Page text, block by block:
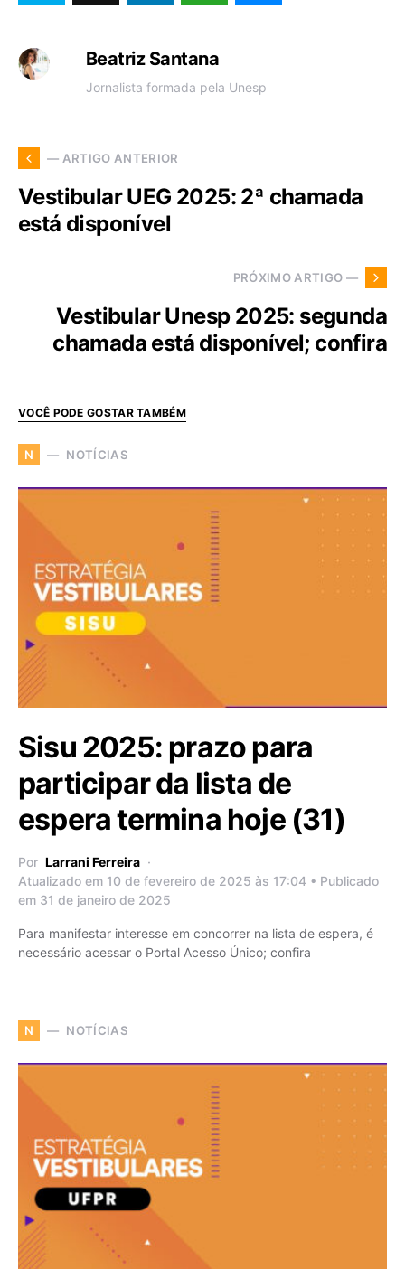
Beatriz Santana
Jornalista formada pela Unesp
— ARTIGO ANTERIOR
Vestibular UEG 2025: 2ª chamada
está disponível
PRÓXIMO ARTIGO —
Vestibular Unesp 2025: segunda
chamada está disponível; confira
VOCÊ PODE GOSTAR TAMBÉM
N NOTÍCIAS
Sisu 2025: prazo para
participar da lista de
espera termina hoje (31)
Por Larrani Ferreira
Atualizado em 10 de fevereiro de 2025 às 17:04 • Publicado
em 31 de janeiro de 2025
Para manifestar interesse em concorrer na lista de espera, é
necessário acessar o Portal Acesso Único; confira
N NOTÍCIAS